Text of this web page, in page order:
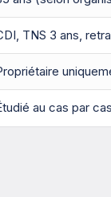
TNS 3 ans,
au cas par